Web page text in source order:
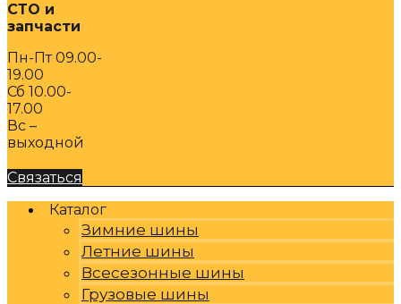
СТО и
запчасти
Пн-Пт 09.00-
19.00
Сб 10.00-
17.00
Вс –
выходной
Связаться
Каталог
Зимние шины
Летние шины
Всесезонные шины
Грузовые шины